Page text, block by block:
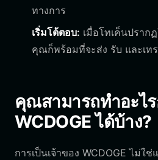
ทางการ
เริ่มโต้ตอบ: เมื่อโทเค็นปรา
คุณก็พร้อมที่จะส่ง รับ และเทร
คุณสามารถทำอะไร
WCDOGE ได้บ้าง?
การเป็นเจ้าของ WCDOGE ไม่ใ